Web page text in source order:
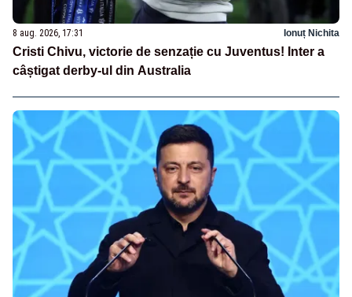
8 aug. 2026, 17:31 Ionuț Nichita
Cristi Chivu, victorie de senzație cu Juventus! Inter a
câștigat derby-ul din Australia